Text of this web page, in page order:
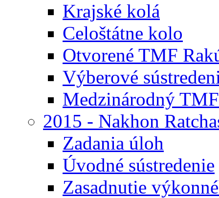
Krajské kolá
Celoštátne kolo
Otvorené TMF
Výberové
Medzinárodný TMF
2015 - Nakhon
Zadania úloh
Úvodné sústredenie
Zasadnutie